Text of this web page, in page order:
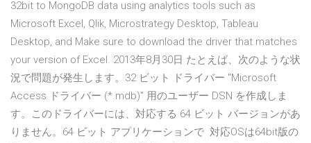
32bit to MongoDB data using analytics tools such as
Microsoft Excel, Qlik, Microstrategy Desktop, Tableau
Desktop, and Make sure to download the driver that matches
your version of Excel. 2013年8月30日 たとえば、次のような状
況で問題が発生します。32 ビット ドライバー "Microsoft
Access ドライバー (*.mdb)" 用のユーザー DSN を作成しま
す。このドライバーには、対応する 64 ビット バージョンがあ
りません。64 ビット アプリケーションで 対応OSは64bit版の